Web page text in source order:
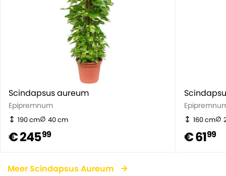
Scindapsus aureum
Epipremnum
190 cm 40 cm
€ 24599
160 cm
€ 6199
Meer Scindapsus Aureum